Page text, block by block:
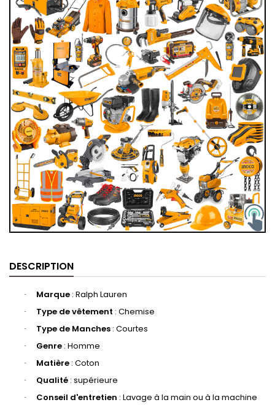
DESCRIPTION
· Marque : Ralph Lauren
· Type de vêtement : ‎‎Chemise
· Type de Manches : Courtes
· Genre : Homme
· Matière ‎‎: Coton
· Qualité : supérieure
· Conseil d'entretien : Lavage à la main ou à la machine